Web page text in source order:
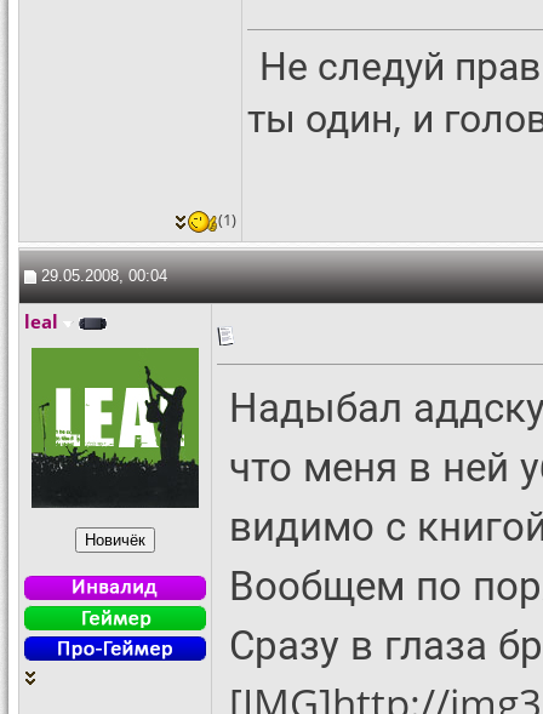
Не следуй
ты один, и
(1)
29.05.2008, 00:04
leal
Надыбал
что меня в ней
видимо с
Вообщем по
Сразу в глаза